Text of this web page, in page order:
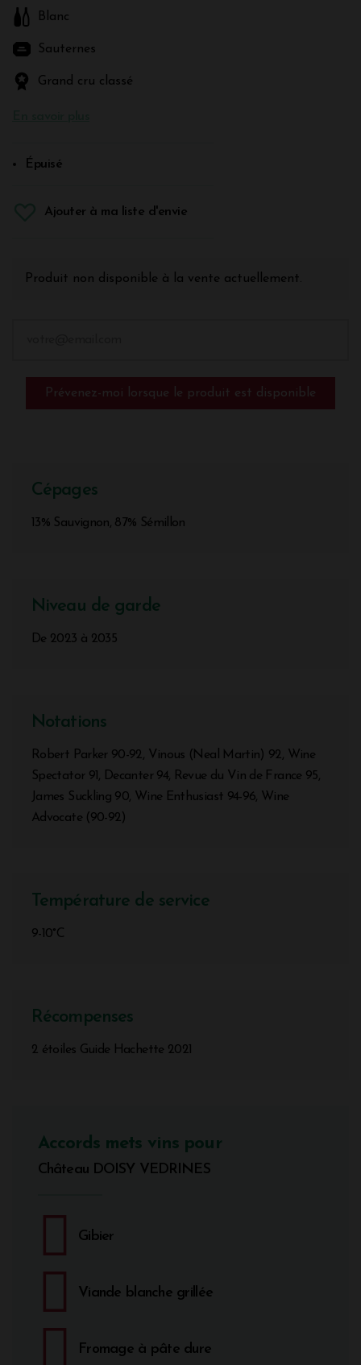
Blanc
Sauternes
Grand cru classé
Épuisé
Ajouter à ma liste d'envie
Produit non disponible à la vente actuellement.
Prévenez-moi lorsque le produit est disponible
Cépages
13% Sauvignon, 87% Sémillon
Niveau de garde
De 2023 à 2035
Notations
Robert Parker 90-92, Vinous (Neal Martin) 92, Wine
Spectator 91, Decanter 94, Revue du Vin de France 95,
James Suckling 90, Wine Enthusiast 94-96, Wine
Advocate (90-92)
Température de service
9-10°C
Récompenses
2 étoiles Guide Hachette 2021
Accords mets vins pour
Château DOISY VEDRINES
Gibier
Viande blanche grillée
Fromage à pâte dure